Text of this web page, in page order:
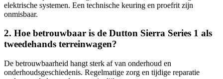
elektrische systemen. Een technische keuring en proefrit zijn
onmisbaar.
2. Hoe betrouwbaar is de Dutton Sierra Series 1 als
tweedehands terreinwagen?
De betrouwbaarheid hangt sterk af van onderhoud en
onderhoudsgeschiedenis. Regelmatige zorg en tijdige reparatie